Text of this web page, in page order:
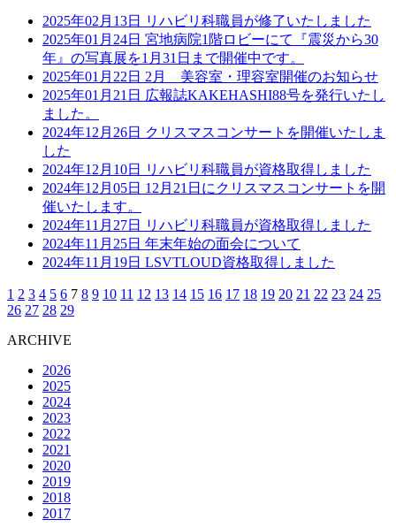
2025年02月13日
リハビリ科職員が修了いたしました
2025年01月24日 宮地病院1階ロビーにて『震災から30
年』の写真展を1月31日まで開催中です。
2025年01月22日 2月 美容室・理容室開催のお知らせ
2025年01月21日 広報誌KAKEHASHI88号を発行いたし
ました。
2024年12月26日 クリスマスコンサートを開催いたしま
した
2024年12月10日
リハビリ科職員が資格取得しました
2024年12月05日 12月21日にクリスマスコンサートを開
催いたします。
2024年11月27日
リハビリ科職員が資格取得しました
2024年11月25日 年末年始の面会について
2024年11月19日 LSVTLOUD資格取得しました
1 2 3 4 5 6 7 8 9 10 11 12 13 14 15 16 17 18 19 20 21 22 23 24 25
26 27 28 29
ARCHIVE
2026
2025
2024
2023
2022
2021
2020
2019
2018
2017